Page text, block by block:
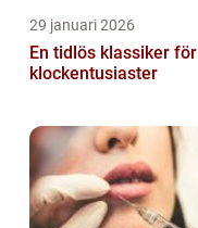
29 januari 2026
En tidlös klassiker för
klockentusiaster